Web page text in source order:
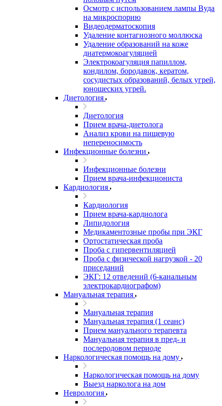
Осмотр с использованием лампы Вуда
на микроспорию
Видеодерматоскопия
Удаление контагиозного моллюска
Удаление образований на коже
диатермокоагуляцией
Электрокоагуляция папиллом,
кондилом, бородавок, кератом,
сосудистых образований, белых угрей,
юношеских угрей.
Диетология
Диетология
Прием врача-диетолога
Анализ крови на пищевую
непереносимость
Инфекционные болезни
Инфекционные болезни
Прием врача-инфекциониста
Кардиология
Кардиология
Прием врача-кардиолога
Липидология
Медикаментозные пробы при ЭКГ
Ортостатическая проба
Проба с гипервентиляцией
Проба с физической нагрузкой - 20
приседаний
ЭКГ: 12 отведений (6-канальным
электрокардиографом)
Мануальная терапия
Мануальная терапия
Мануальная терапия (1 сеанс)
Прием мануального терапевта
Мануальная терапия в пред- и
послеродовом периоде
Наркологическая помощь на дому
Наркологическая помощь на дому
Выезд нарколога на дом
Неврология